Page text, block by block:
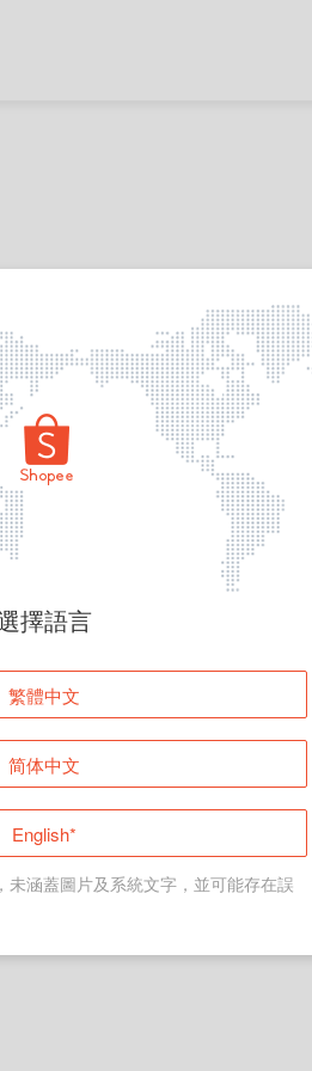
面無法顯示
登入
返回首頁
擇語言
繁體中文
简体中文
English*
涵蓋圖片及系統文字，並可能存在誤